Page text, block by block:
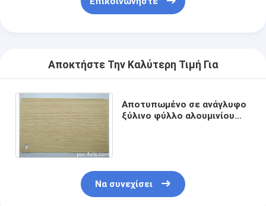
Αποκτήστε Την Καλύτερη Τιμή Για
Αποτυπωμένο σε ανάγλυφο
ξύλινο φύλλο αλουμινίου
Να συνεχίσει